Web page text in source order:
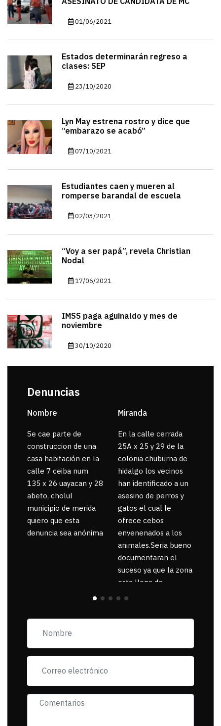
01/06/2021
Estados determinarán regreso a
clases: SEP
23/10/2020
Lyn May estrena rostro y dice que
“embarazo se acabó”
07/10/2021
Estudiantes caen y mueren al
romperse barandal de escuela
02/03/2021
“Voy a ser papá”, revela Christian
Nodal
17/06/2021
IMSS paga aguinaldo y mes de
noviembre
30/10/2020
Denuncias
Nombre
Se cae parte de
construccion de una
casa habitación en la
calle 7 ceiba num
135 x 26 uayacan y 28
abeto, cholul
municipio de merida
quiero que esta
denuncia sea anónima
Miranda
En la calle cerrada
25A x 25 y 29 de la
colonia chuburna de
hidalgo los vecinos
han identificado a un
asesino de perros y
gatos el cual le
ofrece cebos
envenenados a los
animales.Seria bueno
documentaran el
suceso ya que la zona
esta llena de
pancartas de
exigiendo al asesino
muerta.